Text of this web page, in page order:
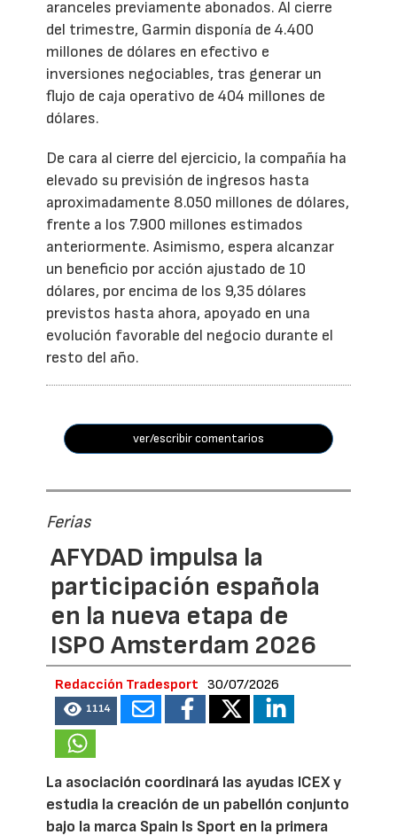
aranceles previamente abonados. Al cierre
del trimestre, Garmin disponía de 4.400
millones de dólares en efectivo e
inversiones negociables, tras generar un
flujo de caja operativo de 404 millones de
dólares.
De cara al cierre del ejercicio, la compañía ha
elevado su previsión de ingresos hasta
aproximadamente 8.050 millones de dólares,
frente a los 7.900 millones estimados
anteriormente. Asimismo, espera alcanzar
un beneficio por acción ajustado de 10
dólares, por encima de los 9,35 dólares
previstos hasta ahora, apoyado en una
evolución favorable del negocio durante el
resto del año.
ver/escribir comentarios
Ferias
AFYDAD impulsa la
participación española
en la nueva etapa de
ISPO Amsterdam 2026
Redacción Tradesport 30/07/2026
1114
La asociación coordinará las ayudas ICEX y
estudia la creación de un pabellón conjunto
bajo la marca Spain Is Sport en la primera